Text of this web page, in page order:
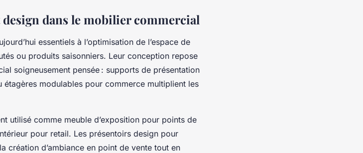
dans le mobilier commercial
essentiels à l’optimisation de l’espace de
ou produits saisonniers. Leur conception repose
soigneusement pensée : supports de présentation
modulables pour commerce multiplient les
utilisé comme meuble d’exposition pour points de
pour retail. Les présentoirs design pour
création d’ambiance en point de vente tout en